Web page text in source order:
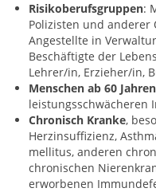
Risikoberufsgruppen:
Polizisten und anderer
Angestellte in
Beschäftigte der
Lehrer/in, Erzieher/in,
Menschen ab 60 Jahren
leistungsschwächeren
Chronisch Kranke,
Herzinsuffizienz,
mellitus, anderen
chronischen
erworbenen